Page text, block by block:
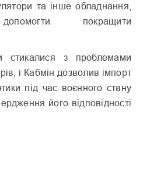
та інше обладнання,
покращити
стикалися з проблемами
і Кабмін дозволив імпорт
під час воєнного стану
його відповідності